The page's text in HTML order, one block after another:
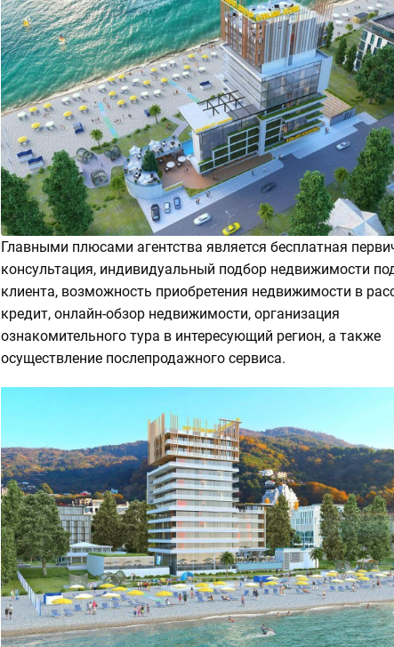
Главными плюсами агентства является бесплатная
консультация, индивидуальный подбор недвижимости
клиента, возможность приобретения недвижимости в
кредит, онлайн-обзор недвижимости, организация
ознакомительного тура в интересующий регион, а также
осуществление послепродажного сервиса.